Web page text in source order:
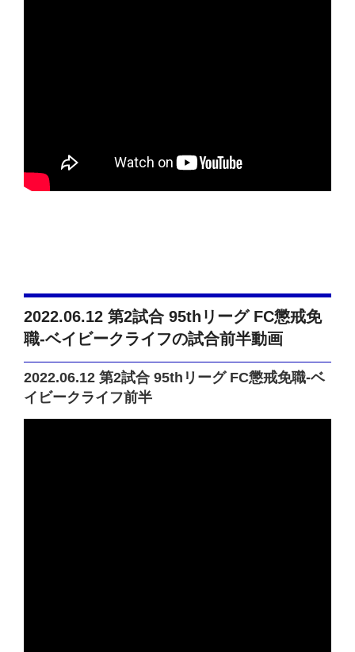
2022.06.12 第2試合 95thリーグ FC懲戒免
職-ベイビークライフの試合前半動画
2022.06.12 第2試合 95thリーグ FC懲戒免職-ベ
イビークライフ前半